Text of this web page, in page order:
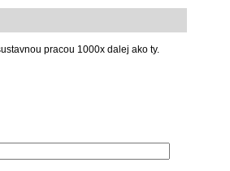
pracou 1000x dalej ako ty.